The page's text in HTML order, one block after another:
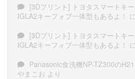
[3Dプリント] トヨタスマートキー
IGLA2キーフォブ一体型もあるよ！ に
[3Dプリント] トヨタスマートキー
IGLA2キーフォブ一体型もあるよ！ に
Panasonic食洗機NP-TZ300の
やまこお より